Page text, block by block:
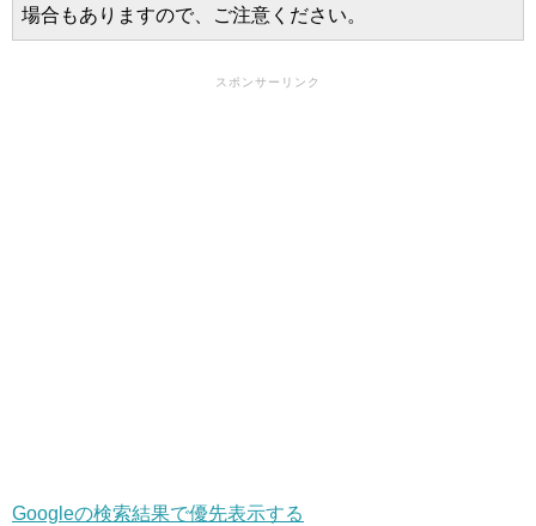
場合もありますので、ご注意ください。
スポンサーリンク
Googleの検索結果で優先表示する